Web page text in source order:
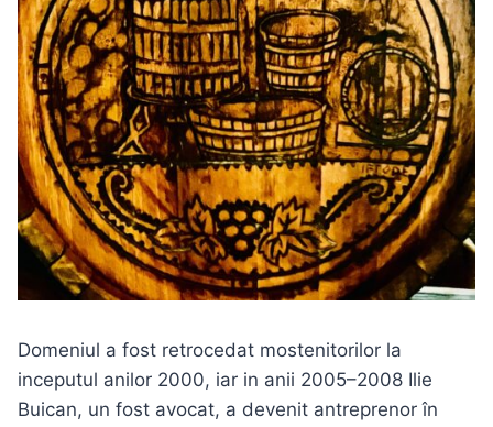
Domeniul a fost retrocedat mostenitorilor la
inceputul anilor 2000, iar in anii 2005–2008 Ilie
Buican, un fost avocat, a devenit antreprenor în